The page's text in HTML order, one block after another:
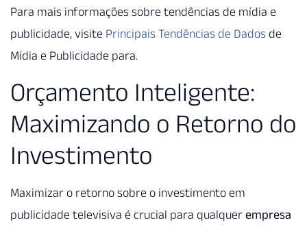
Para mais informações sobre tendências de mídia e
publicidade, visite Principais Tendências de Dados de
Mídia e Publicidade para.
Orçamento Inteligente:
Maximizando o Retorno do
Investimento
Maximizar o retorno sobre o investimento em
publicidade televisiva é crucial para qualquer empresa